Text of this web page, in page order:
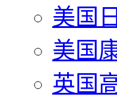
美国
美国
英国